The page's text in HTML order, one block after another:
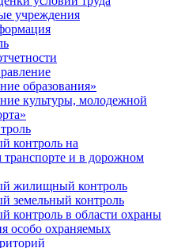
учреждения
образования»
культуры, молодежной
контроль на
транспорте и в дорожном
жилищный контроль
земельный контроль
контроль в области охраны
особо охраняемых